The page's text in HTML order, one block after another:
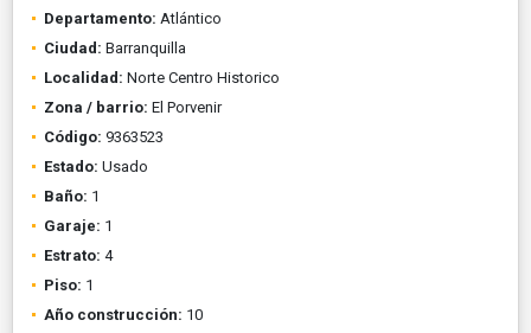
Departamento: Atlántico
Ciudad: Barranquilla
Localidad: Norte Centro Historico
Zona / barrio: El Porvenir
Código: 9363523
Estado: Usado
Baño: 1
Garaje: 1
Estrato: 4
Piso: 1
Año construcción: 10